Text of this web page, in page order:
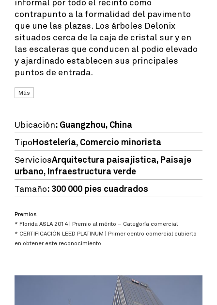
contrapunto a la formalidad del pavimento
que une las plazas. Los árboles Delonix
situados cerca de la caja de cristal sur y en
las escaleras que conducen al podio elevado
y ajardinado establecen sus principales
puntos de entrada.
Más
Ubicación: Guangzhou, China
TipoHostelería, Comercio minorista
ServiciosArquitectura paisajística, Paisaje
urbano, Infraestructura verde
Tamaño: 300 000 pies cuadrados
Premios
* Florida ASLA 2014 | Premio al mérito – Categoría comercial
* CERTIFICACIÓN LEED PLATINUM | Primer centro comercial cubierto
en obtener este reconocimiento.